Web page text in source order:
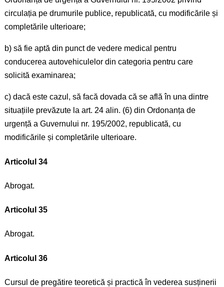
circulația pe drumurile publice, republicată, cu modificările și
completările ulterioare;
b) să fie aptă din punct de vedere medical pentru
conducerea autovehiculelor din categoria pentru care
solicită examinarea;
c) dacă este cazul, să facă dovada că se află în una dintre
situațiile prevăzute la art. 24 alin. (6) din Ordonanța de
urgență a Guvernului nr. 195/2002, republicată, cu
modificările și completările ulterioare.
Articolul 34
Abrogat.
Articolul 35
Abrogat.
Articolul 36
Cursul de pregătire teoretică și practică în vederea susținerii